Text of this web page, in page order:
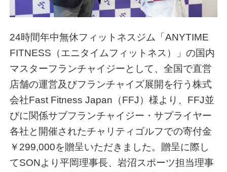
24時間年中無休フィットネスジム「ANYTIME
FITNESS（エニタイムフィットネス）」の国内
マスターフランチャイジーとして、全国で直営
店舗の運営及びフランチャイズ展開を行う株式
会社Fast Fitness Japan（FFJ）様より、FFJ並
びに関係サブフランチャイジー・サプライヤー
各社と開催されたチャリティゴルフでの寄付金
￥299,000を贈呈いただきました。贈呈に際し
てSONより平岡理事長、岩沼スポーツ担当理事